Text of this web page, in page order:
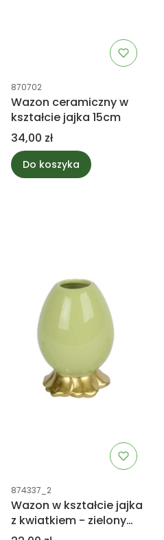
Kod produktu
870702
Wazon ceramiczny w
kształcie jajka 15cm
Cena
34,00 zł
Do koszyka
Kod produktu
874337_2
Wazon w kształcie jajka
z kwiatkiem - zielony
12cm